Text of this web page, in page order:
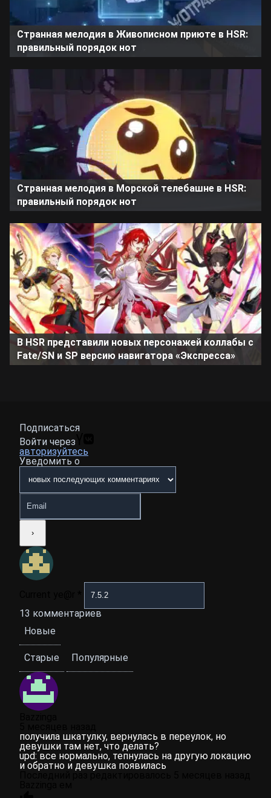
Странная мелодия в Живописном приюте в HSR:
правильный порядок нот
Странная мелодия в Морской телебашне в HSR:
правильный порядок нот
В HSR представили новых персонажей коллабы с
Fate/SN и SP версию навигатора «Экспресса»
Подписаться
Войти через
авторизуйтесь
Уведомить о
13 комментариев
Новые
Старые Популярные
получила шкатулку, вернулась в переулок, но
девушки там нет, что делать?
upd: все нормально, тепнулась на другую локацию
и обратно и девушка появилась